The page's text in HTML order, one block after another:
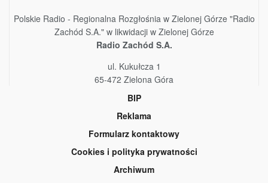
Polskie Radio - Regionalna Rozgłośnia w Zielonej Górze "Radio
Zachód S.A." w likwidacji w Zielonej Górze
Radio Zachód S.A.
ul. Kukułcza 1
65-472 Zielona Góra
BIP
Reklama
Formularz kontaktowy
Cookies i polityka prywatności
Archiwum